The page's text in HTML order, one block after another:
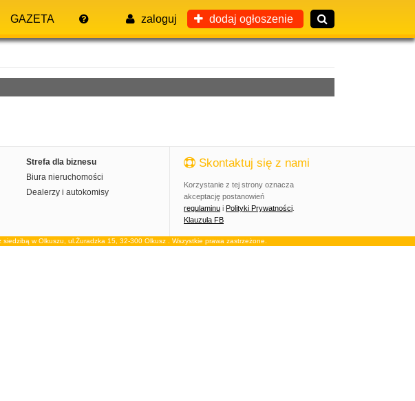
GAZETA zaloguj dodaj ogłoszenie
Strefa dla biznesu
Biura nieruchomości
Dealerzy i autokomisy
Skontaktuj się z nami
Korzystanie z tej strony oznacza
akceptację postanowień
regulaminu i Polityki Prywatności
Klauzula FB
w Olkuszu, ul.Żuradzka 15, 32-300 Olkusz . Wszystkie prawa zastrzeżone.